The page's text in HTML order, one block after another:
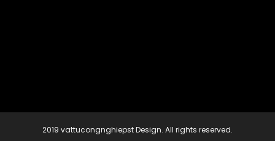
2019 vattucongnghiepst Design. All rights reserved.